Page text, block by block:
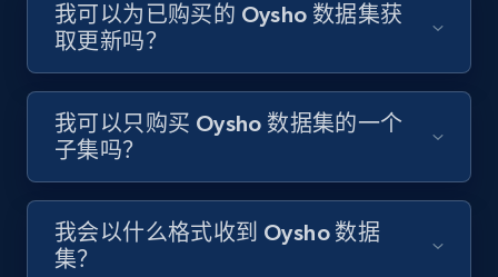
我可以为已购买的 Oysho 数据集获
取更新吗？
我可以只购买 Oysho 数据集的一个
子集吗？
我会以什么格式收到 Oysho 数据
集？